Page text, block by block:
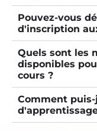
Pouvez-vous
d'inscription
Quels sont les
disponibles
cours ?
Comment puis-